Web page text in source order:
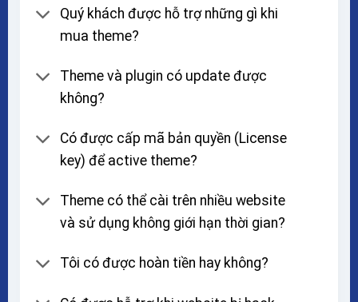
Quý khách được hỗ trợ những gì khi
mua theme?
Theme và plugin có update được
không?
Có được cấp mã bản quyền (License
key) để active theme?
Theme có thể cài trên nhiều website
và sử dụng không giới hạn thời gian?
Tôi có được hoàn tiền hay không?